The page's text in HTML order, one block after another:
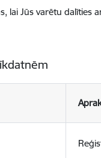
lai Jūs varētu